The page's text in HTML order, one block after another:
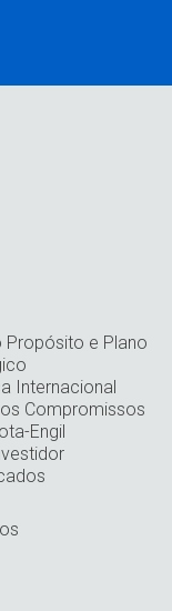
Propósito e Plano
Internacional
Compromissos
Engil